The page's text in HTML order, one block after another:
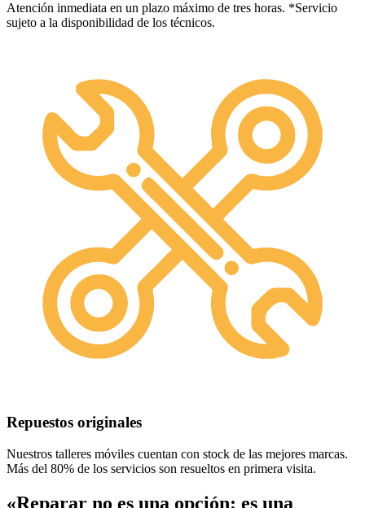
Atención inmediata en un plazo máximo de tres horas. *Servicio
sujeto a la disponibilidad de los técnicos.
Repuestos originales
Nuestros talleres móviles cuentan con stock de las mejores marcas.
Más del 80% de los servicios son resueltos en primera visita.
«Reparar no es una opción: es una